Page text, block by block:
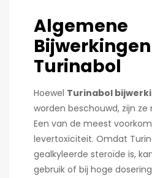
Algemene
Turinabol
Hoewel Turinabol
worden beschouwd, zijn
Een van de meest
levertoxiciteit. Omdat
gealkyleerde steroïde is,
gebruik of bij hoge